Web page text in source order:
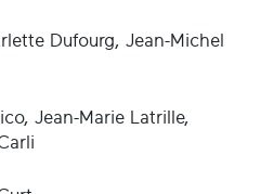
Dufourg, Jean-Michel
Jean-Marie Latrille,